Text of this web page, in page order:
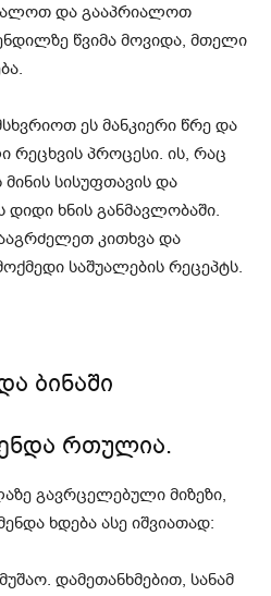
და გააპრიალოთ
წვიმა მოვიდა, მთელი
ეს მანკიერი წრე და
რეცხვის პროცესი. ის, რაც
სისუფთავის და
დიდი ხნის განმავლობაში.
კითხვა და
საშუალების რეცეპტს.
ბინაში
რთულია.
გავრცელებული მიზეზი,
ხდება ასე იშვიათად:
დამეთანხმებით, სანამ